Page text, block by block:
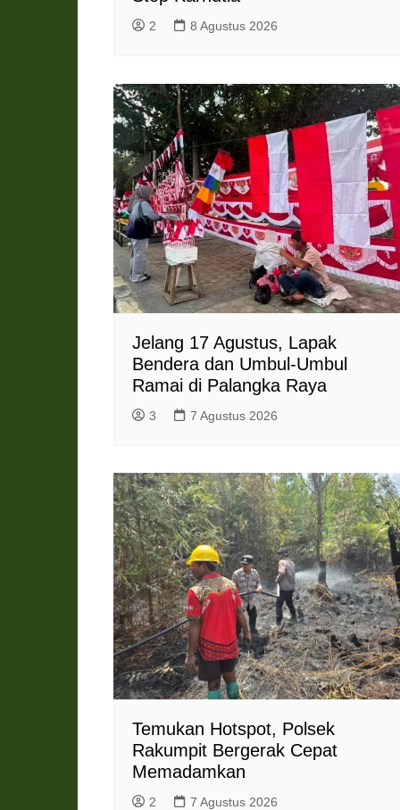
2 8 Agustus 2026
Jelang 17 Agustus, Lapak
Bendera dan Umbul-Umbul
Ramai di Palangka Raya
3 7 Agustus 2026
Temukan Hotspot, Polsek
Rakumpit Bergerak Cepat
Memadamkan
2 7 Agustus 2026